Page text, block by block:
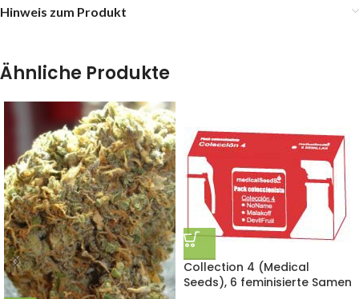
Hinweis zum Produkt
Ähnliche Produkte
Collection 4 (Medical
Seeds), 6 feminisierte Samen